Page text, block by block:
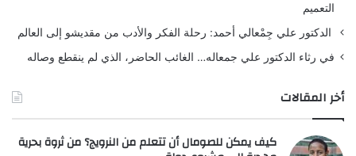
التعميم
الدكتور علي جِمْعالي أحمد: رحلة الفكر والأدب من مقديشو إلى العالم
في رثاء الدكتور علي جمعاله… الغائب الحاضر، الذي لم ينقطع وصاله
أخر المقالات
كيف يمكن للصومال أن تتعلم من النرويج؟ من ثروة بحرية